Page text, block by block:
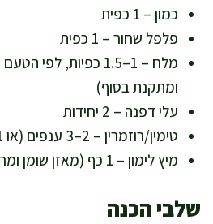
כמון – 1 כפית
פלפל שחור – 1 כפית
מלח – 1–1.5 כפיות,
ומתקנת בסוף)
עלי דפנה – 2 יחידות
טימין/רוזמרין – 2–3 ענפים (או 1 כפית יבשים)
מיץ לימון – 1 כף (מאזן שומן ומחדד טעמים)
שלבי הכנה